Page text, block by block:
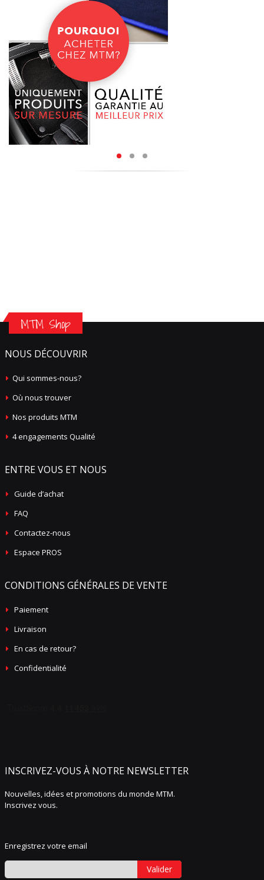
MTM Shop
NOUS DÉCOUVRIR
Qui sommes-nous?
Où nous trouver
Nos produits MTM
4 engagements Qualité
ENTRE VOUS ET NOUS
Guide d’achat
FAQ
Contactez-nous
Espace PROS
CONDITIONS GÉNÉRALES DE VENTE
Paiement
Livraison
En cas de retour?
Confidentialité
INSCRIVEZ-VOUS À NOTRE NEWSLETTER
Nouvelles, idées et promotions du monde MTM.
Inscrivez vous.
Enregistrez votre email
Valider